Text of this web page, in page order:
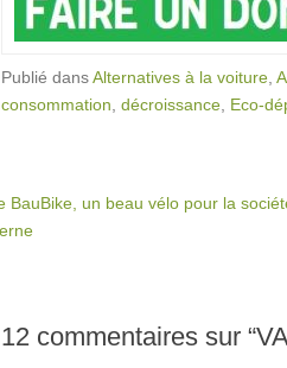
Publié dansAlternatives à la voiture
consommation décroissance Eco-
navigation
BauBike, un beau vélo pour la
12 commentaires sur “